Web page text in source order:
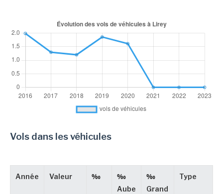
Vols dans les véhicules
Année Valeur ‰
‰
Aube
‰
Grand
Type